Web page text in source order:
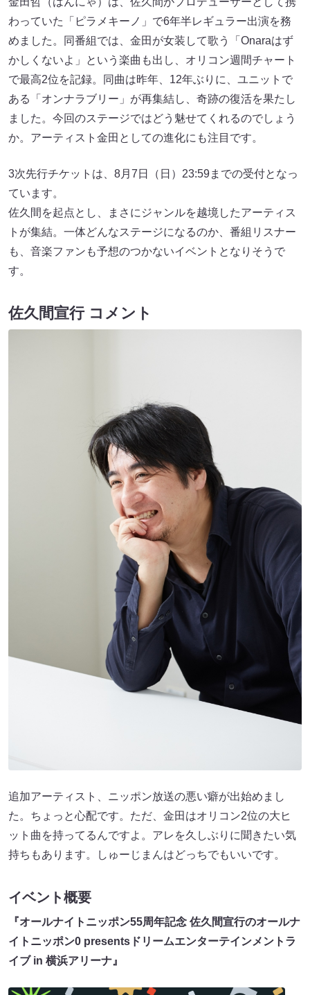
わっていた「ピラメキーノ」で6年半レギュラー出演を務
めました。同番組では、金田が女装して歌う「Onaraはず
かしくないよ」という楽曲も出し、オリコン週間チャート
で最高2位を記録。同曲は昨年、12年ぶりに、ユニットで
ある「オンナラブリー」が再集結し、奇跡の復活を果たし
ました。今回のステージではどう魅せてくれるのでしょう
か。アーティスト金田としての進化にも注目です。
3次先行チケットは、8月7日（日）23:59までの受付となっ
ています。
佐久間を起点とし、まさにジャンルを越境したアーティス
トが集結。一体どんなステージになるのか、番組リスナー
も、音楽ファンも予想のつかないイベントとなりそうで
す。
佐久間宣行 コメント
追加アーティスト、ニッポン放送の悪い癖が出始めまし
た。ちょっと心配です。ただ、金田はオリコン2位の大ヒ
ット曲を持ってるんですよ。アレを久しぶりに聞きたい気
持ちもあります。しゅーじまんはどっちでもいいです。
イベント概要
『オールナイトニッポン55周年記念 佐久間宣行のオールナ
イトニッポン0 presentsドリームエンターテインメントラ
イブ in 横浜アリーナ』